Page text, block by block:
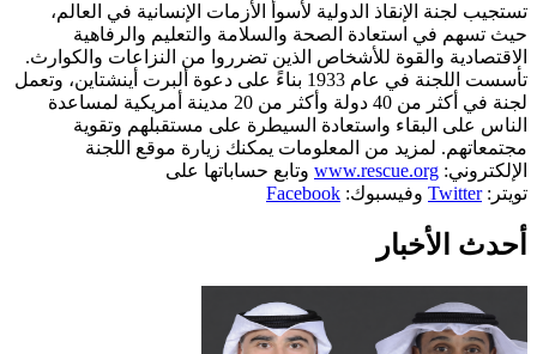
تستجيب لجنة الإنقاذ الدولية لأسوأ الأزمات الإنسانية في العالم،
حيث تسهم في استعادة الصحة والسلامة والتعليم والرفاهية
الاقتصادية والقوة للأشخاص الذين تضرروا من النزاعات والكوارث.
تأسست اللجنة في عام 1933 بناءً على دعوة ألبرت أينشتاين، وتعمل
لجنة في أكثر من 40 دولة وأكثر من 20 مدينة أمريكية لمساعدة
الناس على البقاء واستعادة السيطرة على مستقبلهم وتقوية
مجتمعاتهم. لمزيد من المعلومات يمكنك زيارة موقع اللجنة
الإلكتروني: www.rescue.org وتابع حساباتها على
تويتر:Twitter وفيسبوك: Facebook
أحدث الأخبار